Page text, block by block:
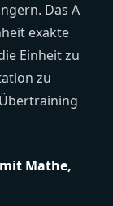
Das A
exakte
Einheit zu
zu
Mathe,